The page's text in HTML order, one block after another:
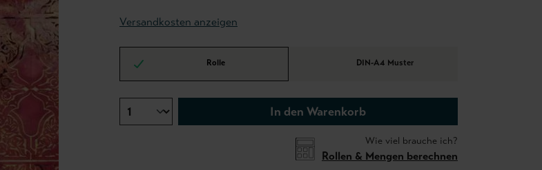
Versandkosten anzeigen
Rolle DIN-A4 Muster
In den Warenkorb
Wie viel brauche ich?
Rollen & Mengen berechnen